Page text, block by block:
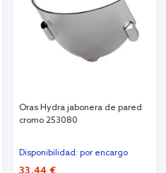
Oras Hydra jabonera de pared
cromo 253080
Disponibilidad: por encargo